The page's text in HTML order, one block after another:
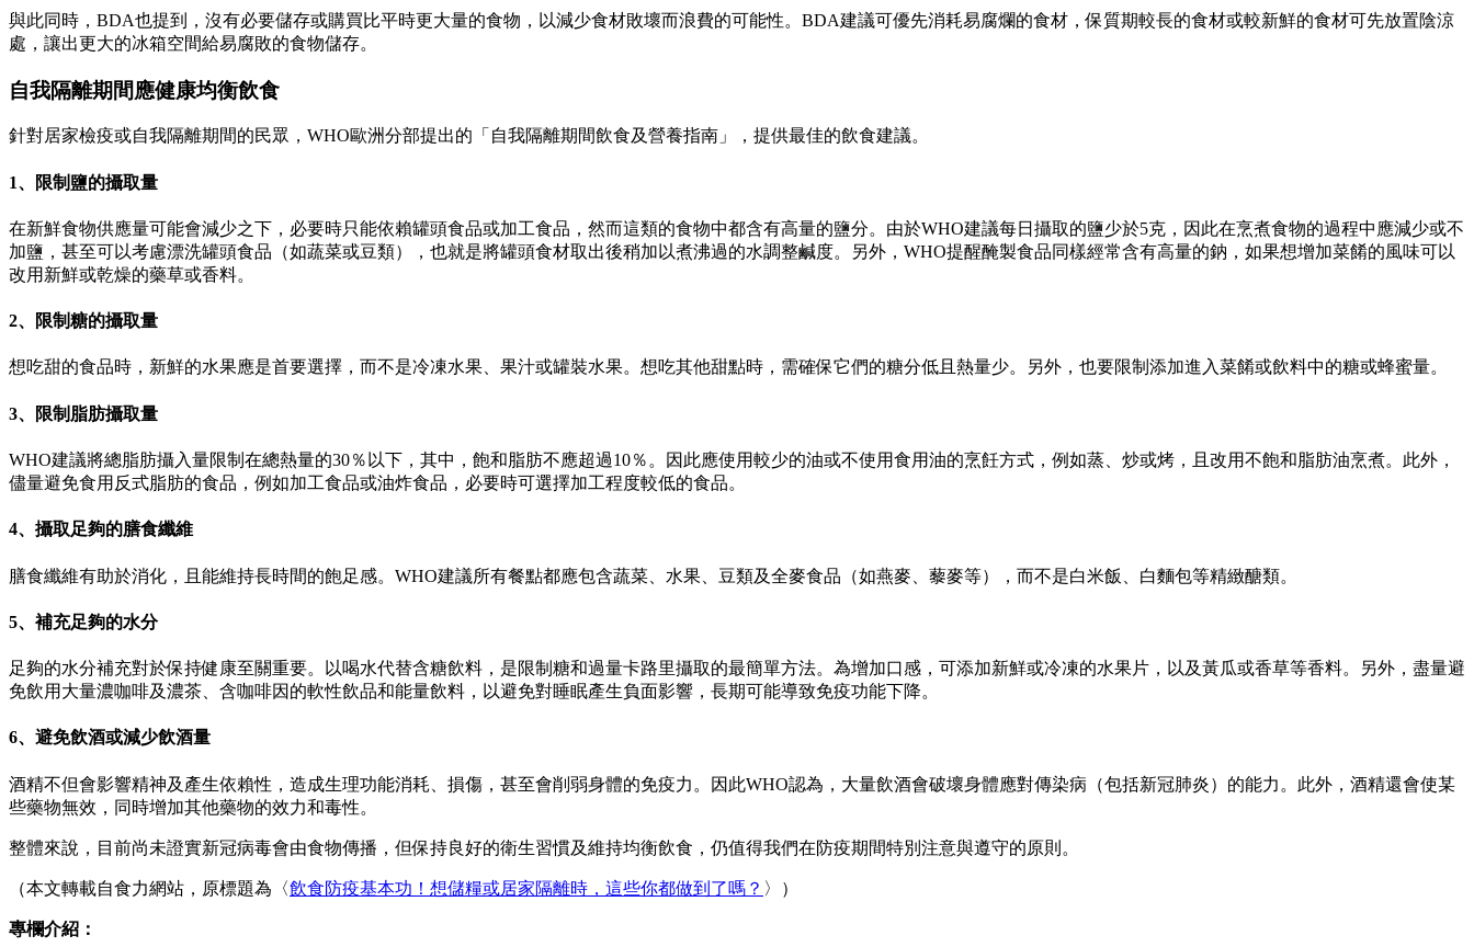
與此同時，BDA也提到，沒有必要儲存或購買比平時更大量的食物，以減少食材敗壞而浪費的可能性。BDA建議可優先消耗易腐爛的食材，保質期較長的食材或較新鮮的食材可先放置陰涼
處，讓出更大的冰箱空間給易腐敗的食物儲存。
自我隔離期間應健康均衡飲食
針對居家檢疫或自我隔離期間的民眾，WHO歐洲分部提出的「自我隔離期間飲食及營養指南」，提供最佳的飲食建議。
1、限制鹽的攝取量
在新鮮食物供應量可能會減少之下，必要時只能依賴罐頭食品或加工食品，然而這類的食物中都含有高量的鹽分。由於WHO建議每日攝取的鹽少於5克，因此在烹煮食物的過程中應減少或不
加鹽，甚至可以考慮漂洗罐頭食品（如蔬菜或豆類），也就是將罐頭食材取出後稍加以煮沸過的水調整鹹度。另外，WHO提醒醃製食品同樣經常含有高量的鈉，如果想增加菜餚的風味可以
改用新鮮或乾燥的藥草或香料。
2、限制糖的攝取量
想吃甜的食品時，新鮮的水果應是首要選擇，而不是冷凍水果、果汁或罐裝水果。想吃其他甜點時，需確保它們的糖分低且熱量少。另外，也要限制添加進入菜餚或飲料中的糖或蜂蜜量。
3、限制脂肪攝取量
WHO建議將總脂肪攝入量限制在總熱量的30％以下，其中，飽和脂肪不應超過10％。因此應使用較少的油或不使用食用油的烹飪方式，例如蒸、炒或烤，且改用不飽和脂肪油烹煮。此外，
儘量避免食用反式脂肪的食品，例如加工食品或油炸食品，必要時可選擇加工程度較低的食品。
4、攝取足夠的膳食纖維
膳食纖維有助於消化，且能維持長時間的飽足感。WHO建議所有餐點都應包含蔬菜、水果、豆類及全麥食品（如燕麥、藜麥等），而不是白米飯、白麵包等精緻醣類。
5、補充足夠的水分
足夠的水分補充對於保持健康至關重要。以喝水代替含糖飲料，是限制糖和過量卡路里攝取的最簡單方法。為增加口感，可添加新鮮或冷凍的水果片，以及黃瓜或香草等香料。另外，盡量避
免飲用大量濃咖啡及濃茶、含咖啡因的軟性飲品和能量飲料，以避免對睡眠產生負面影響，長期可能導致免疫功能下降。
6、避免飲酒或減少飲酒量
酒精不但會影響精神及產生依賴性，造成生理功能消耗、損傷，甚至會削弱身體的免疫力。因此WHO認為，大量飲酒會破壞身體應對傳染病（包括新冠肺炎）的能力。此外，酒精還會使某
些藥物無效，同時增加其他藥物的效力和毒性。
整體來說，目前尚未證實新冠病毒會由食物傳播，但保持良好的衛生習慣及維持均衡飲食，仍值得我們在防疫期間特別注意與遵守的原則。
（本文轉載自食力網站，原標題為〈飲食防疫基本功！想儲糧或居家隔離時，這些你都做到了嗎？ 〉）
專欄介紹：